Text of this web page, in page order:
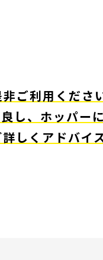
ご利用くださ
し、ホッパー
しくアドバイ